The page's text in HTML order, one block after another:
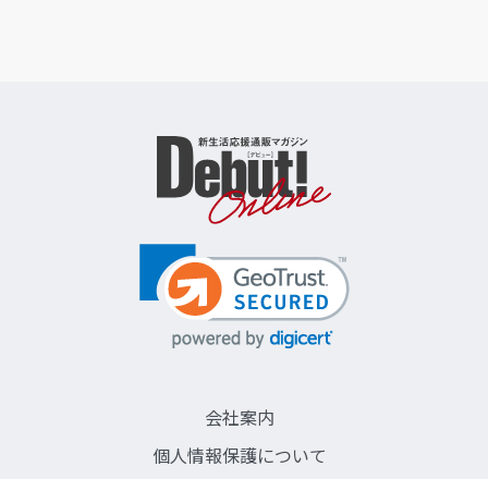
会社案内
個人情報保護について